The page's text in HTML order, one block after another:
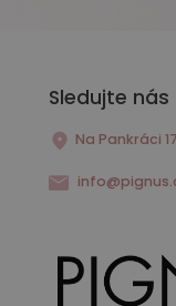
Sledujte nás
Na Pankráci